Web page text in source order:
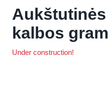
kalbos
Under construction!